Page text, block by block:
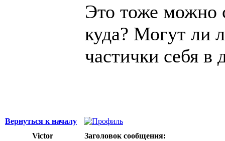
Это тоже можно
куда? Могут ли
частички себя в
Вернуться к началу
Victor
Заголовок сообщения: